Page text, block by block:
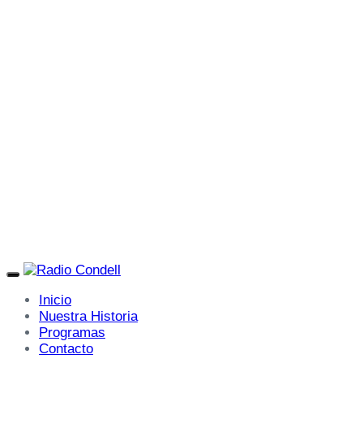
Toggle
Inicio
Nuestra Historia
Programas
Contacto